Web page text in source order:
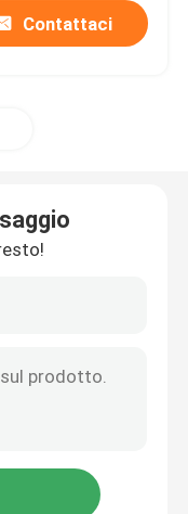
Contattaci